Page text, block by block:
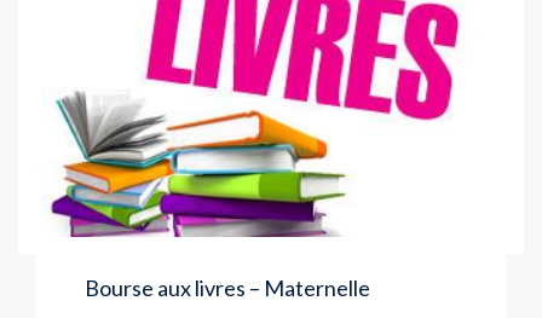
Bourse aux livres – Maternelle